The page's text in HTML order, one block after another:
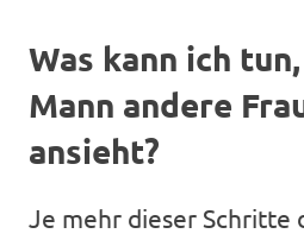
Was kann ich
Mann andere
ansieht?
Je mehr dieser Schritte